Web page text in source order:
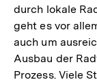
durch lokale
geht es vor
auch um
Ausbau der
Prozess. Viele